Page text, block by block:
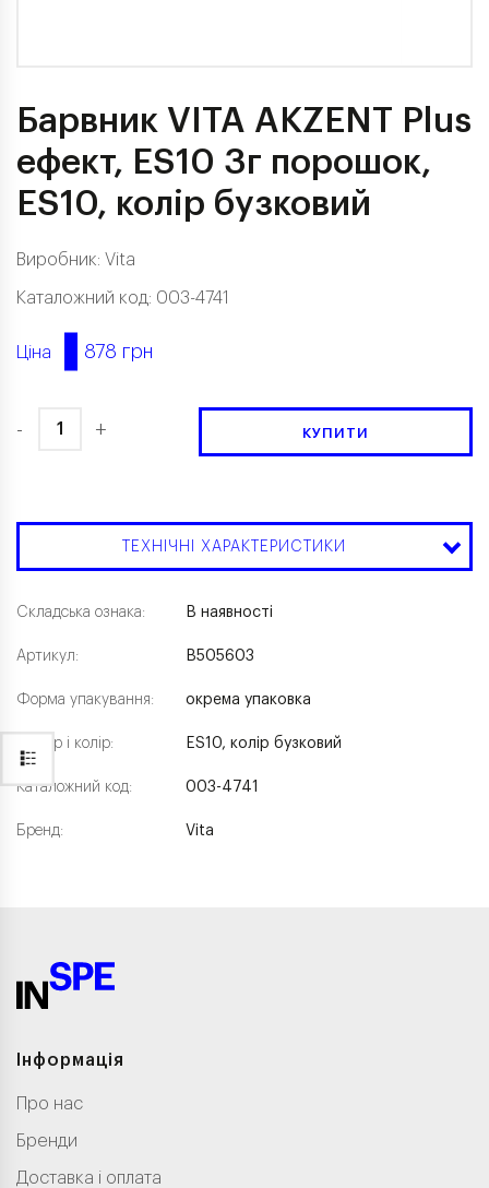
Барвник VITA AKZENT Plus
ефект, ES10 3г порошок,
ES10, колір бузковий
Виробник: Vita
Каталожний код: 003-4741
Ціна 878 грн
- + КУПИТИ
ТЕХНІЧНІ ХАРАКТЕРИСТИКИ
Складська ознака:
Артикул:
Форма упакування:
Розмір і колір:
Каталожний код:
Бренд:
В наявності
B505603
окрема упаковка
ES10, колір бузковий
003-4741
Vita
Інформація
Про нас
Бренди
Доставка і оплата